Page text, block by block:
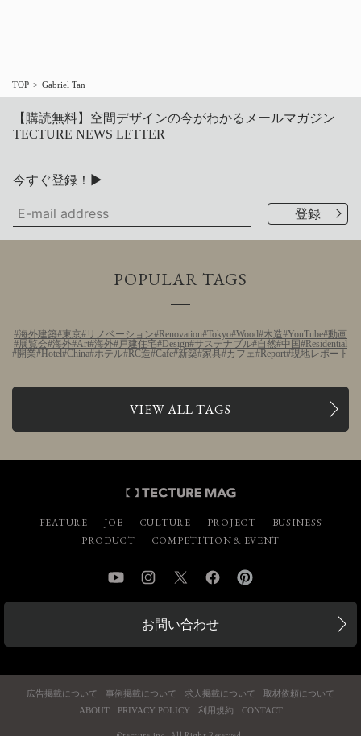
TOP Gabriel Tan
【購読無料】空間デザインの今がわかるメールマガジン
TECTURE NEWS LETTER
今すぐ登録！▶
POPULAR TAGS
海外建築 東京 リノベーション Renovation Tokyo Wood 木造 YouTube 動画
展覧会 海外 Art 海外 戸建住宅 Design サステナブル 自然 中国 Residential
開業 Hotel China ホテル RC造 Cafe 新築 家具 カフェ Report 現地レポート
VIEW ALL TAGS
FEATURE JOB CULTURE PROJECT
BUSINESS
PRODUCT
COMPETITION & EVENT
YouTube InstagramTwitter Facebook
お問い合わせ
広告掲載について 事例掲載について 求人掲載について
取材依頼について
ABOUT
PRIVACY POLICY 利用規約 CONTACT